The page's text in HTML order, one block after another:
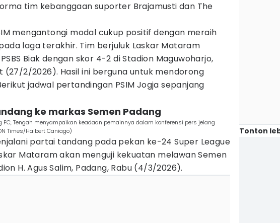
tim kebanggaan suporter Brajamusti dan The
mengantongi modal cukup positif dengan meraih
laga terakhir. Tim berjuluk Laskar Mataram
Biak dengan skor 4-2 di Stadion Maguwoharjo,
(27/2/2026). Hasil ini berguna untuk mendorong
jadwal pertandingan PSIM Jogja sepanjang
ke markas Semen Padang
FC, Tengah menyampaikan keadaan pemainnya dalam konferensi pers jelang
Times/Halbert Caniago)
partai tandang pada pekan ke-24 Super League
Mataram akan menguji kekuatan melawan Semen
H. Agus Salim, Padang, Rabu (4/3/2026).
Tonton